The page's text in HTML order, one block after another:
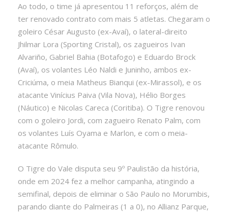
Ao todo, o time já apresentou 11 reforços, além de
ter renovado contrato com mais 5 atletas. Chegaram o
goleiro César Augusto (ex-Avaí), o lateral-direito
Jhilmar Lora (Sporting Cristal), os zagueiros Ivan
Alvariño, Gabriel Bahia (Botafogo) e Eduardo Brock
(Avaí), os volantes Léo Naldi e Juninho, ambos ex-
Criciúma, o meia Matheus Bianqui (ex-Mirassol), e os
atacante Vinícius Paiva (Vila Nova), Hélio Borges
(Náutico) e Nicolas Careca (Coritiba). O Tigre renovou
com o goleiro Jordi, com zagueiro Renato Palm, com
os volantes Luís Oyama e Marlon, e com o meia-
atacante Rômulo.
O Tigre do Vale disputa seu 9º Paulistão da história,
onde em 2024 fez a melhor campanha, atingindo a
semifinal, depois de eliminar o São Paulo no Morumbis,
parando diante do Palmeiras (1 a 0), no Allianz Parque,